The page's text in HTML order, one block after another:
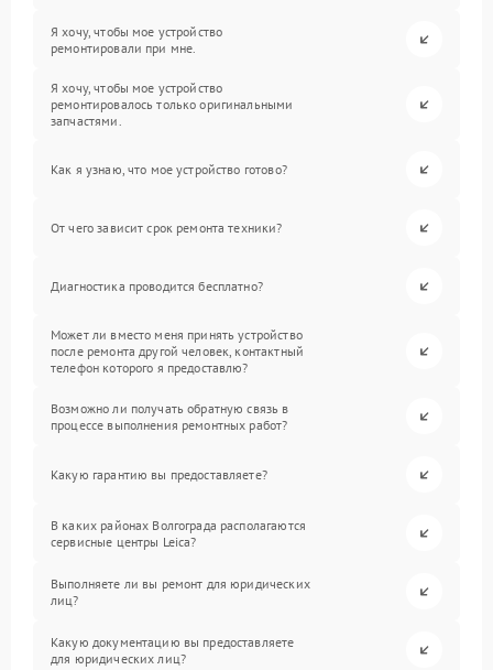
Я хочу, чтобы мое устройство
ремонтировали при мне.
Я хочу, чтобы мое устройство
ремонтировалось только оригинальными
запчастями.
Как я узнаю, что мое устройство готово?
От чего зависит срок ремонта техники?
Диагностика проводится бесплатно?
Может ли вместо меня принять устройство
после ремонта другой человек, контактный
телефон которого я предоставлю?
Возможно ли получать обратную связь в
процессе выполнения ремонтных работ?
Какую гарантию вы предоставляете?
В каких районах Волгограда располагаются
сервисные центры Leica?
Выполняете ли вы ремонт для юридических
лиц?
Какую документацию вы предоставляете
для юридических лиц?